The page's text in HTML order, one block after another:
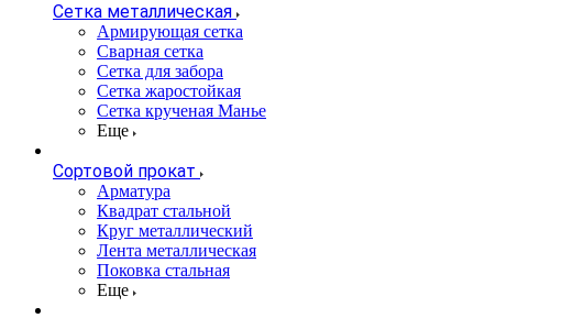
Сетка металлическая
Армирующая сетка
Сварная сетка
Сетка для забора
Сетка жаростойкая
Сетка крученая Манье
Еще
Сортовой прокат
Арматура
Квадрат стальной
Круг металлический
Лента металлическая
Поковка стальная
Еще